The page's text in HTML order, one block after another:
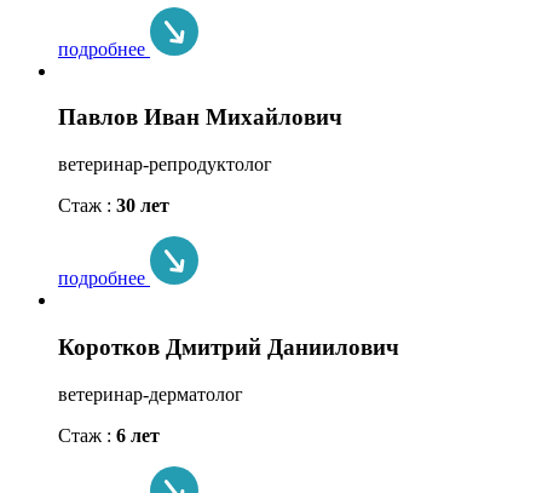
подробнее
Павлов Иван Михайлович
ветеринар-репродуктолог
Стаж : 30 лет
подробнее
Коротков Дмитрий Даниилович
ветеринар-дерматолог
Стаж : 6 лет